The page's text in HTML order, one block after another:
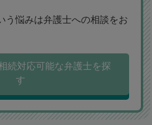
う悩みは弁護士への相談をお
続対応可能な弁護士を探
す